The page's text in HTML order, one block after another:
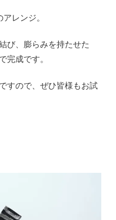
レンジ。
び、膨らみを持たせた
完成です。
すので、ぜひ皆様もお試